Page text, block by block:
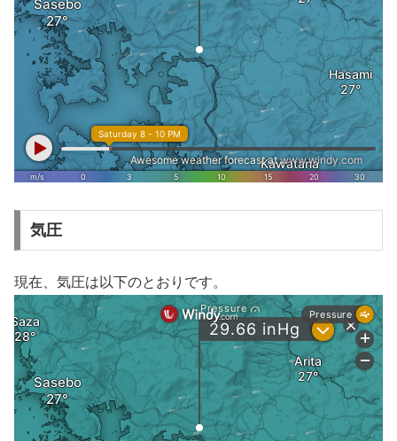
気圧
現在、気圧は以下のとおりです。